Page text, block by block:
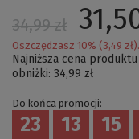
34,99 zł
Oszczędzasz 10% (3,49 zł).
Najniższa cena
obniżki: 34,99 zł
Do końca promocji:
23 13 15